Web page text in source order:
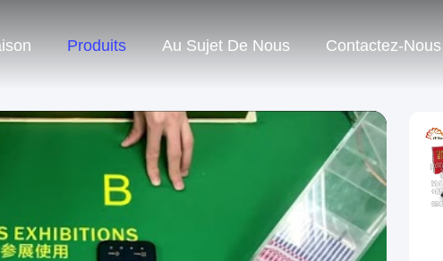
Produits Au Sujet De Nous Contactez-Nous